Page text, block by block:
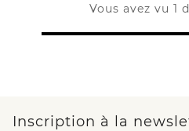
Vous avez vu 1
Inscription à la